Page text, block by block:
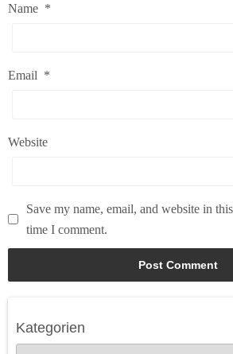
Name *
Email *
Website
Save my name, email, and website in
time I comment.
Kategorien